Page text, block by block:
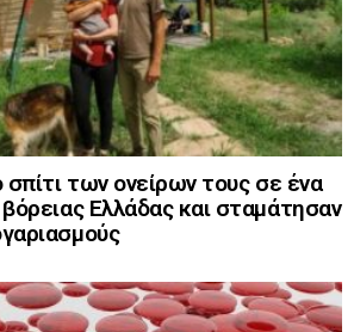
σπίτι των ονείρων τους σε ένα
Ελλάδας και σταμάτησαν